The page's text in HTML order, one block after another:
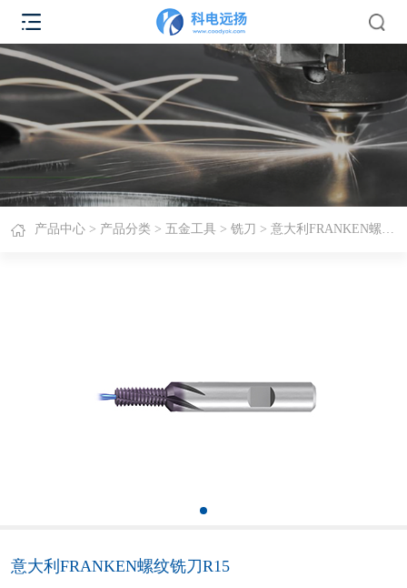
产品中心> 产品分类 > 五金工具> 铣刀 > 意大利FRANKEN螺纹铣刀R15
意大利FRANKEN螺纹铣刀R15